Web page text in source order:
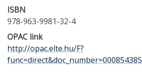
ISBN
978-963-9981-32-4
OPAC link
http://opac.elte.hu/F?
func=direct&doc_number=000854385